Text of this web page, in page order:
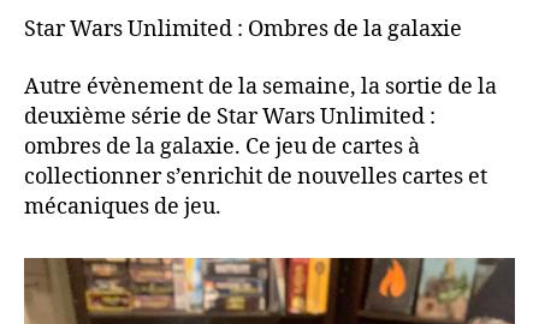
Star Wars Unlimited : Ombres de la galaxie
Autre évènement de la semaine, la sortie de la
deuxième série de Star Wars Unlimited :
ombres de la galaxie. Ce jeu de cartes à
collectionner s’enrichit de nouvelles cartes et
mécaniques de jeu.